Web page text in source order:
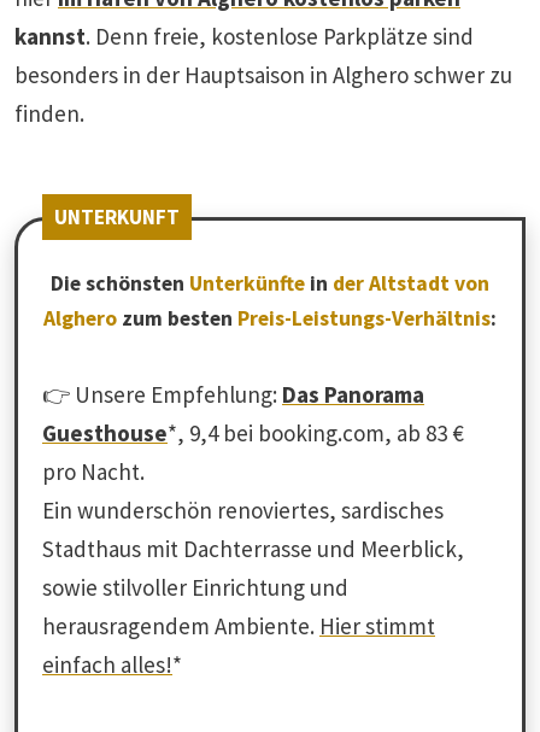
kannst. Denn freie, kostenlose Parkplätze sind
besonders in der Hauptsaison in Alghero schwer zu
finden.
UNTERKUNFT
Die schönsten Unterkünfte in der Altstadt von
Alghero zum besten Preis-Leistungs-Verhältnis:
👉 Unsere Empfehlung: Das Panorama
Guesthouse*, 9,4 bei booking.com, ab 83 €
pro Nacht.
Ein wunderschön renoviertes, sardisches
Stadthaus mit Dachterrasse und Meerblick,
sowie stilvoller Einrichtung und
herausragendem Ambiente. Hier stimmt
einfach alles!*